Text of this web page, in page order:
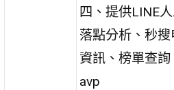
四、提供LINE
落點分析、秒
資訊、榜單查
avp